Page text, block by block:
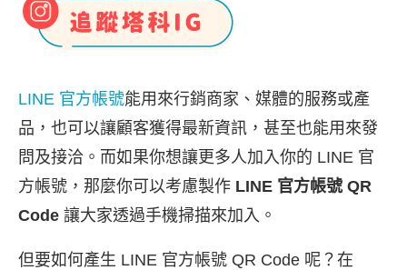
LINE 官方帳號能用來行銷商家、媒體的服務或產
品，也可以讓顧客獲得最新資訊，甚至也能用來發
問及接洽。而如果你想讓更多人加入你的 LINE 官
方帳號，那麼你可以考慮製作 LINE 官方帳號 QR
Code 讓大家透過手機掃描來加入。
但要如何產生 LINE 官方帳號 QR Code 呢？在